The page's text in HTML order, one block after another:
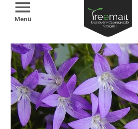
Menü